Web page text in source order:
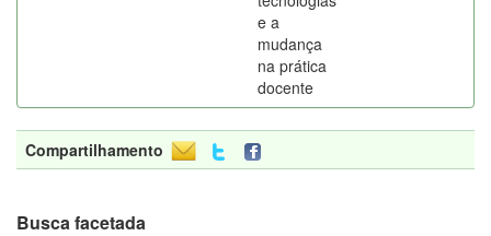
e a
mudança
na prática
docente
Compartilhamento
Busca facetada